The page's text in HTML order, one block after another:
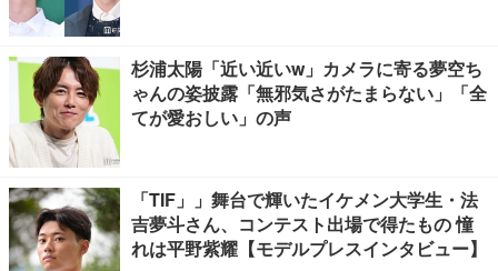
杉浦太陽「近い近いw」カメラに寄る夢空ち
ゃんの姿披露「無邪気さがたまらない」「全
てが愛おしい」の声
「TIF」」舞台で輝いたイケメン大学生・法
吉夢斗さん、コンテスト出場で得たもの 憧
れは平野紫耀【モデルプレスインタビュー】